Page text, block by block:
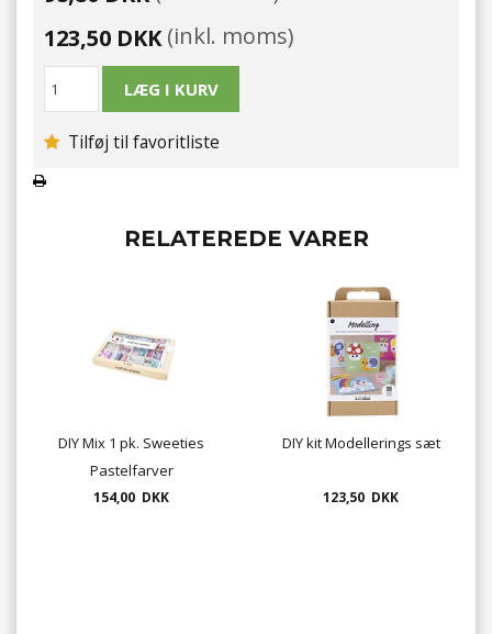
123,50 DKK(inkl. moms)
Tilføj til favoritliste
RELATEREDE VARER
DIY Mix 1 pk. Sweeties
Pastelfarver
154,00 DKK
DIY kit Modellerings sæt
123,50 DKK